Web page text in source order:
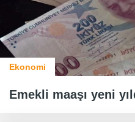
Ekonomi
Emekli maaşı yeni